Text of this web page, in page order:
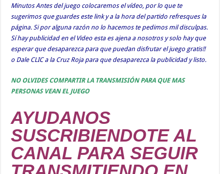
Minutos Antes del juego colocaremos el vídeo, por lo que te
sugerimos que guardes este link y a la hora del partido refresques la
página. Si por alguna razón no lo hacemos te pedimos mil disculpas.
Sí hay publicidad en el Video esta es ajena a nosotros y solo hay que
esperar que desaparezca para que puedan disfrutar el juego gratis!!
o Dale CLIC a la Cruz Roja para que desaparezca la publicidad y listo.
NO OLVIDES COMPARTIR LA TRANSMISIÓN PARA QUE MAS
PERSONAS VEAN EL JUEGO
AYUDANOS
SUSCRIBIENDOTE AL
CANAL PARA SEGUIR